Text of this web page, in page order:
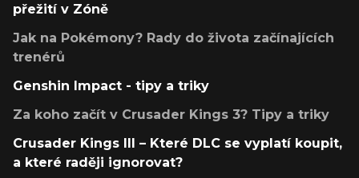
přežití v Zóně
Jak na Pokémony? Rady do života začínajících
trenérů
Genshin Impact - tipy a triky
Za koho začít v Crusader Kings 3? Tipy a triky
Crusader Kings III – Které DLC se vyplatí koupit,
a které raději ignorovat?